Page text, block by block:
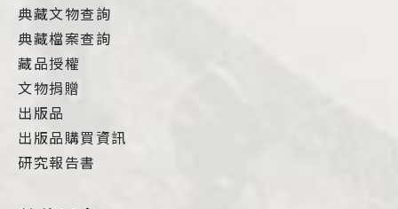
典藏文物查詢
典藏檔案查詢
藏品授權
文物捐贈
出版品
出版品購買資訊
研究報告書